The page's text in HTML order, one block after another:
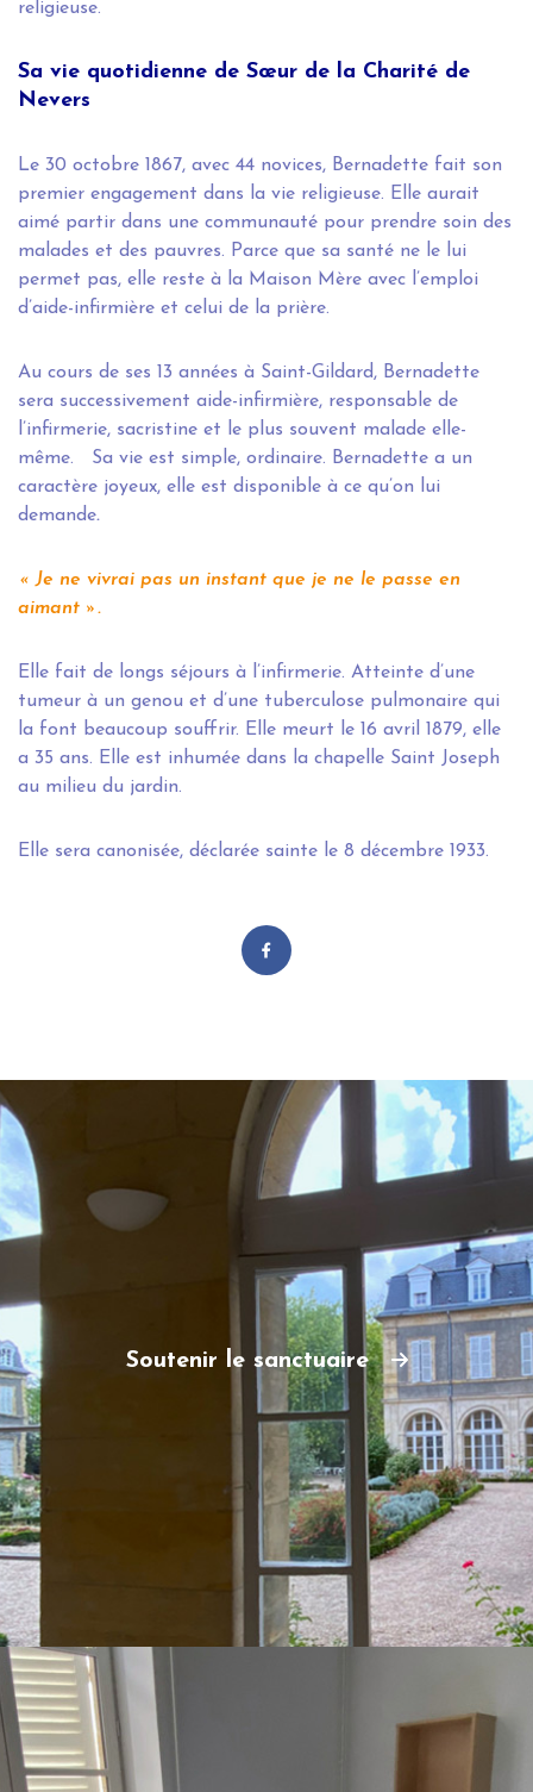
religieuse.
Sa vie quotidienne de Sœur de la Charité de
Nevers
Le 30 octobre 1867, avec 44 novices, Bernadette fait son
premier engagement dans la vie religieuse. Elle aurait
aimé partir dans une communauté pour prendre soin des
malades et des pauvres. Parce que sa santé ne le lui
permet pas, elle reste à la Maison Mère avec l’emploi
d’aide-infirmière et celui de la prière.
Au cours de ses 13 années à Saint-Gildard, Bernadette
sera successivement aide-infirmière, responsable de
l’infirmerie, sacristine et le plus souvent malade elle-
même. Sa vie est simple, ordinaire. Bernadette a un
caractère joyeux, elle est disponible à ce qu’on lui
demande.
« Je ne vivrai pas un instant que je ne le passe en
aimant ».
Elle fait de longs séjours à l’infirmerie. Atteinte d’une
tumeur à un genou et d’une tuberculose pulmonaire qui
la font beaucoup souffrir. Elle meurt le 16 avril 1879, elle
a 35 ans. Elle est inhumée dans la chapelle Saint Joseph
au milieu du jardin.
Elle sera canonisée, déclarée sainte le 8 décembre 1933.
Soutenir le sanctuaire